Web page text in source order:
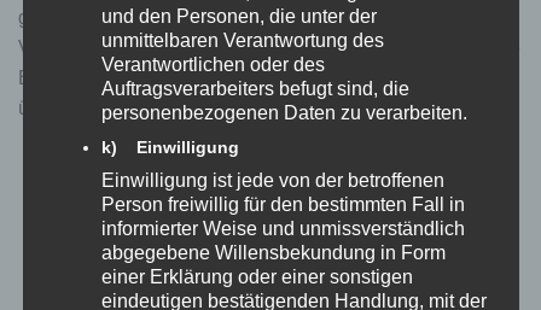
gegenüber dem Verantwortlichen hinsichtlich der
Verarbeitung Ihrer personenbezogenen Daten umfassende
Betroffenenrechte (Auskunfts- und Interventionsrechte),
über die wir Sie nachstehend informieren:
Auskunftsrecht gemäß Art. 15 DSGVO: Sie haben
insbesondere ein Recht auf Auskunft über Ihre von
uns verarbeiteten personenbezogenen Daten, die
Verarbeitungszwecke, die Kategorien der
verarbeiteten personenbezogenen Daten, die
und den Personen, die unter der
unmittelbaren Verantwortung des
Verantwortlichen oder des
Auftragsverarbeiters befugt sind, die
personenbezogenen Daten zu verarbeiten.
k) Einwilligung
Einwilligung ist jede von der betroffenen
Person freiwillig für den bestimmten Fall in
informierter Weise und unmissverständlich
abgegebene Willensbekundung in Form
einer Erklärung oder einer sonstigen
eindeutigen bestätigenden Handlung, mit der